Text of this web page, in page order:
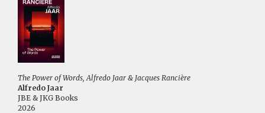
The Power of Words, Alfredo Jaar & Jacques Rancière
Alfredo Jaar
JBE & JKG Books
2026